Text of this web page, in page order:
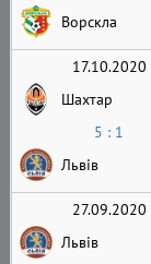
Ворскла
17.10.2020
Шахтар
5 : 1
Львів
27.09.2020
Львів